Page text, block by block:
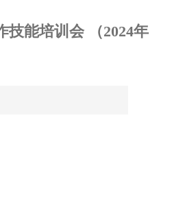
技能培训会 （2024年